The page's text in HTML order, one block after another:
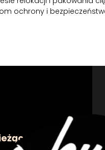
ochrony i